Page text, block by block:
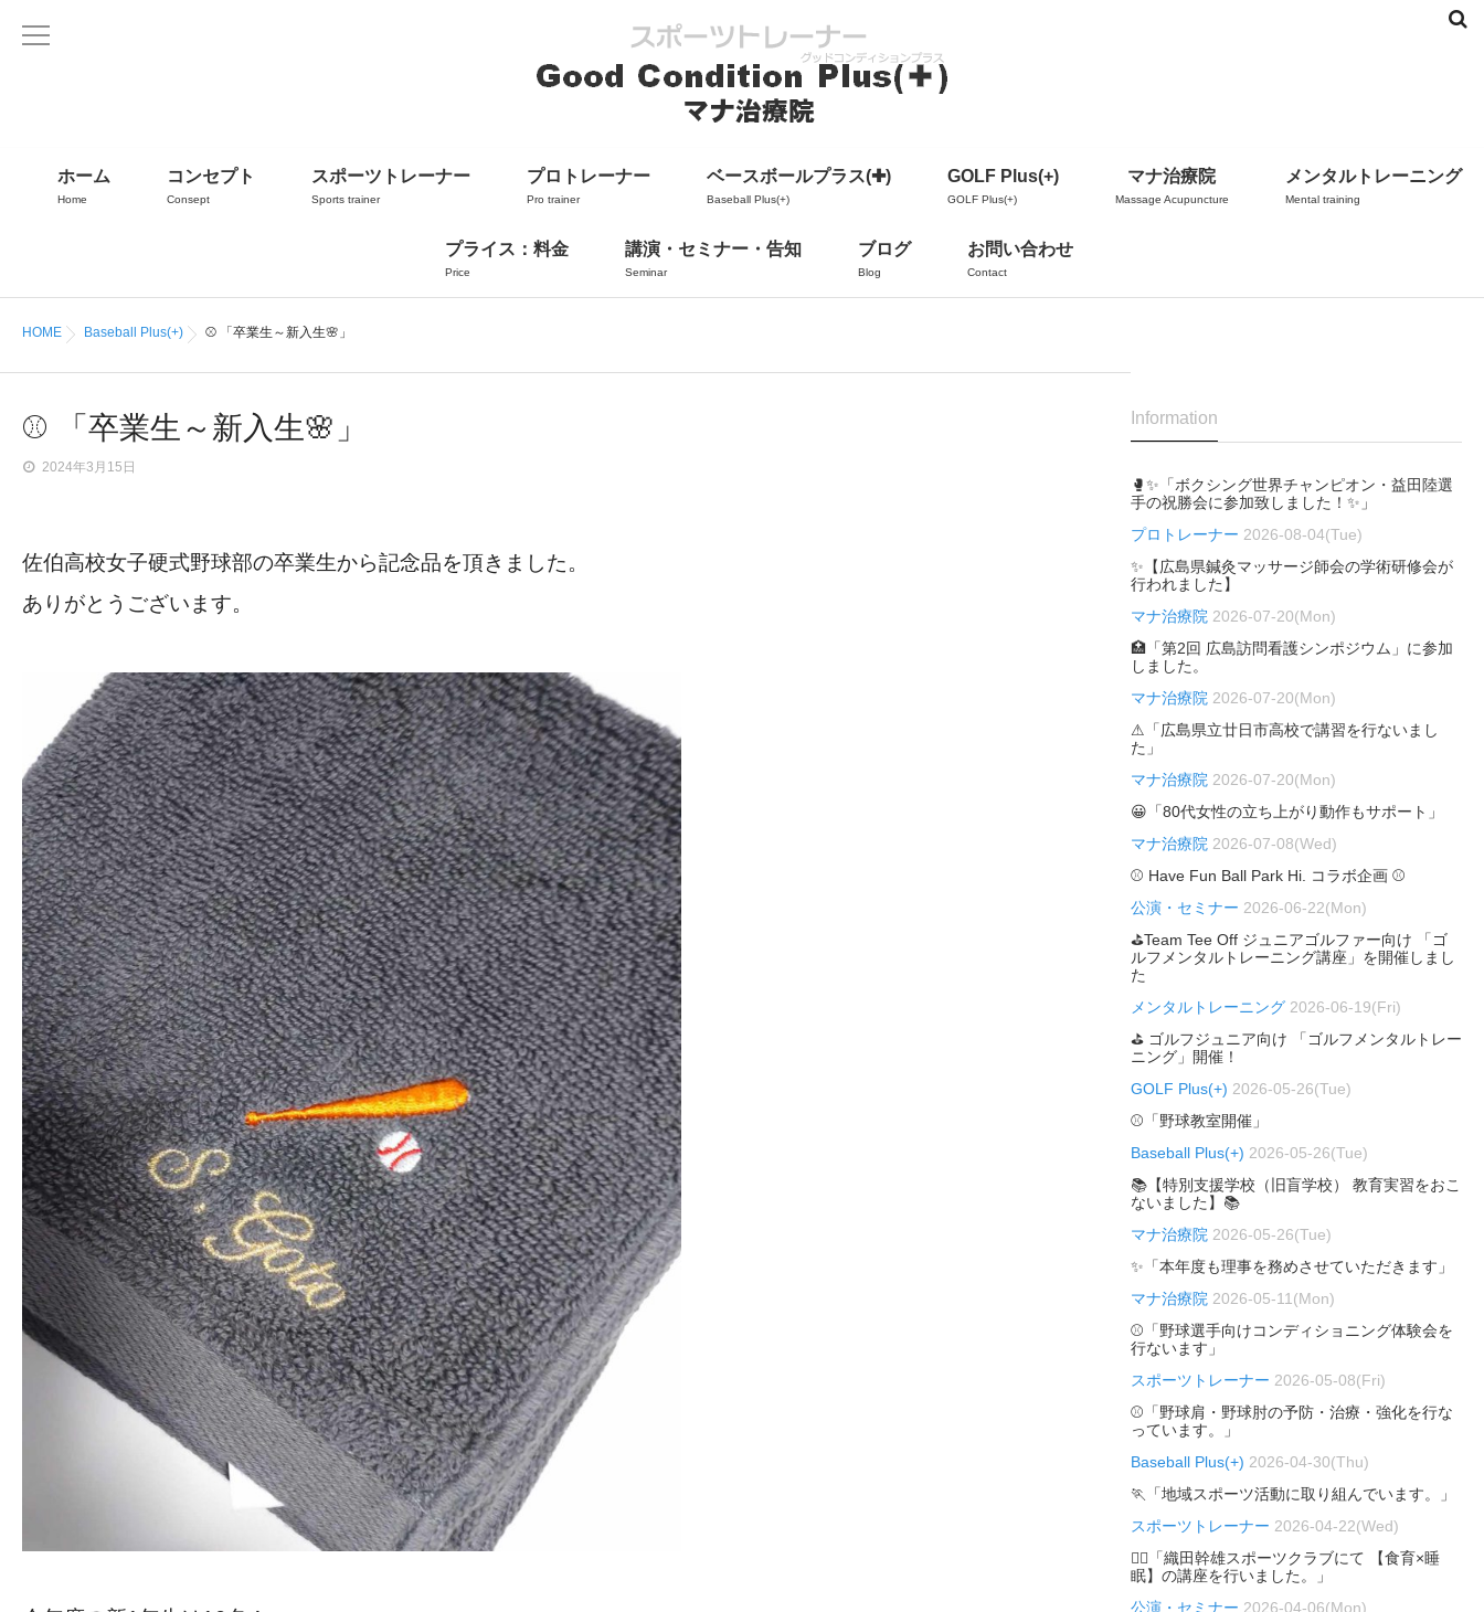
ホーム
Home
コンセプト
Consept
スポーツトレーナー
Sports trainer
プロトレーナー
Pro trainer
ベースボールプラス(✚)
Baseball Plus(+)
GOLF Plus(+)
GOLF Plus(+)
マナ治療院
Massage Acupuncture
メンタルトレーニング
Mental training
プライス：料金
Price
講演・セミナー・告知
Seminar
ブログ
Blog
お問い合わせ
Contact
HOME Baseball Plus(+) ⚾ 「卒業生～新入生🌸」
⚾ 「卒業生～新入生🌸」
2024年3月15日
佐伯高校女子硬式野球部の卒業生から記念品を頂きました。
ありがとうございます。
Information
🥊✨「ボクシング世界チャンピオン・益田陸選
手の祝勝会に参加致しました！✨」
プロトレーナー 2026-08-04(Tue)
✨【広島県鍼灸マッサージ師会の学術研修会が
行われました】
マナ治療院 2026-07-20(Mon)
🏥「第2回 広島訪問看護シンポジウム」に参加
しました。
マナ治療院 2026-07-20(Mon)
⚠「広島県立廿日市高校で講習を行ないまし
た」
マナ治療院 2026-07-20(Mon)
😀「80代女性の立ち上がり動作もサポート」
マナ治療院 2026-07-08(Wed)
⚾ Have Fun Ball Park Hi. コラボ企画 ⚾
公演・セミナー 2026-06-22(Mon)
⛳Team Tee Off ジュニアゴルファー向け 「ゴ
ルフメンタルトレーニング講座」を開催しまし
た
メンタルトレーニング 2026-06-19(Fri)
⛳ ゴルフジュニア向け 「ゴルフメンタルトレー
ニング」開催！
GOLF Plus(+) 2026-05-26(Tue)
⚾「野球教室開催」
Baseball Plus(+) 2026-05-26(Tue)
📚【特別支援学校（旧盲学校） 教育実習をおこ
ないました】📚
マナ治療院 2026-05-26(Tue)
✨「本年度も理事を務めさせていただきます」
マナ治療院 2026-05-11(Mon)
⚾「野球選手向けコンディショニング体験会を
行ないます」
スポーツトレーナー 2026-05-08(Fri)
⚾「野球肩・野球肘の予防・治療・強化を行な
っています。」
Baseball Plus(+) 2026-04-30(Thu)
🏃「地域スポーツ活動に取り組んでいます。」
スポーツトレーナー 2026-04-22(Wed)
🏃‍♂️「織田幹雄スポーツクラブにて 【食育×睡
眠】の講座を行いました。」
公演・セミナー 2026-04-06(Mon)